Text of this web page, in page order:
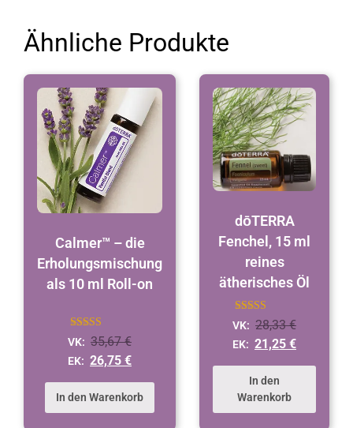
Ähnliche Produkte
Calmer™ – die
Erholungsmischung
als 10 ml Roll-on
Bewertet
mit
4.8
von 5
VK: 35,67€
EK: 26,75 €
In den Warenkorb
dōTERRA
Fenchel, 15 ml
reines
ätherisches Öl
Bewertet
mit
4.9
von 5
VK: 28,33€
EK: 21,25 €
In den
Warenkorb